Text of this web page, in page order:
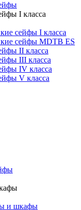
I класса
сейфы I класса
сейфы MDTB ES
II класса
III класса
IV класса
V класса
и шкафы